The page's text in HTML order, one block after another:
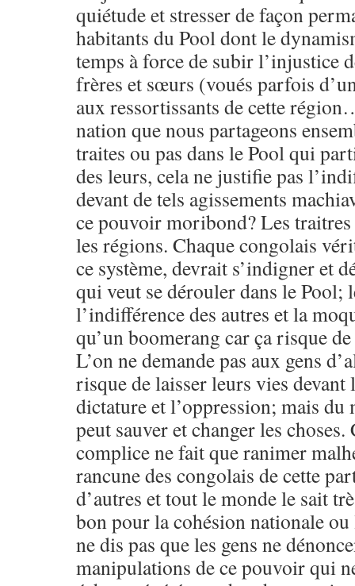
quiétude et stresser de façon
habitants du Pool dont le
temps à force de subir l’injustice
frères et sœurs (voués parfois
aux ressortissants de cette
nation que nous partageons
traites ou pas dans le Pool qui
des leurs, cela ne justifie pas
devant de tels agissements
ce pouvoir moribond? Les traitres
les régions. Chaque congolais
ce système, devrait s’indigner et
qui veut se dérouler dans le Pool;
l’indifférence des autres et la
qu’un boomerang car ça risque
L’on ne demande pas aux gens
risque de laisser leurs vies devant
dictature et l’oppression; mais du
peut sauver et changer les
complice ne fait que ranimer
rancune des congolais de cette
d’autres et tout le monde le sait
bon pour la cohésion nationale
ne dis pas que les gens ne
manipulations de ce pouvoir qui